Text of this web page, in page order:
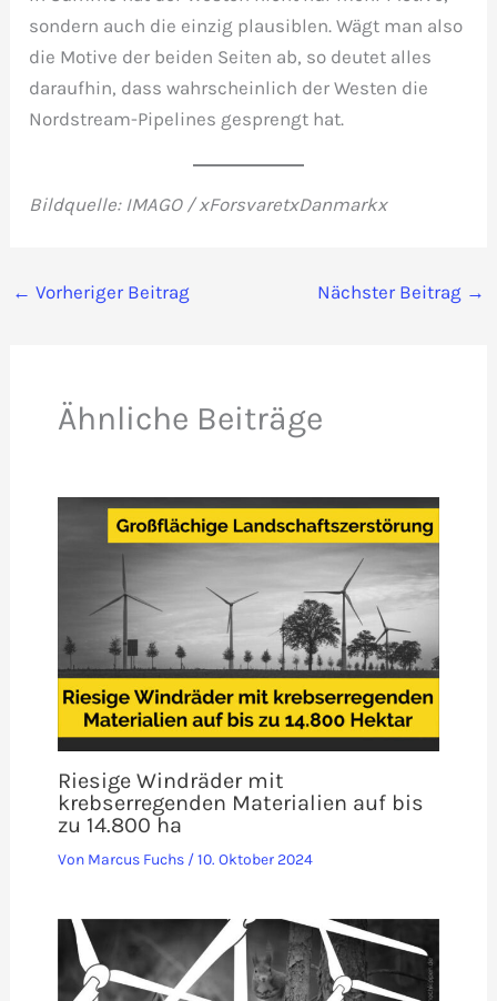
sondern auch die einzig plausiblen. Wägt man also
die Motive der beiden Seiten ab, so deutet alles
daraufhin, dass wahrscheinlich der Westen die
Nordstream-Pipelines gesprengt hat.
Bildquelle: IMAGO / xForsvaretxDanmarkx
← Vorheriger Beitrag Nächster Beitrag →
Ähnliche Beiträge
Riesige Windräder mit
krebserregenden Materialien auf bis
zu 14.800 ha
Von Marcus Fuchs /10. Oktober 2024